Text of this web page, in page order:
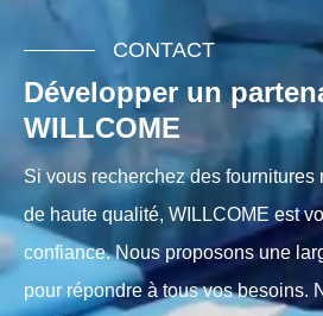
CONTACT
Développer un
WILLCOME
Si vous recherchez des fournitures
de haute qualité, WILLCOME est
confiance. Nous proposons une
pour répondre à tous vos besoins.